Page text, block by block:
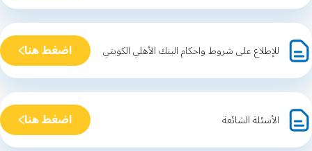
للإطلاع على شروط واحكام البنك الأهلي الكويتي اضغط هنا
الأسئلة الشائعة اضغط هنا